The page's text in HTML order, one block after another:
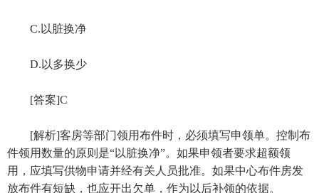
C.以脏换净
D.以多换少
[答案]C
[解析]客房等部门领用布件时，必须填写申领单。控制布
件领用数量的原则是“以脏换净”。如果申领者要求超额领
用，应填写供物申请并经有关人员批准。如果中心布件房发
放布件有短缺，也应开出欠单，作为以后补领的依据。